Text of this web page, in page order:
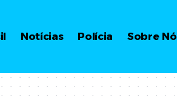
Notícias Polícia Sobre